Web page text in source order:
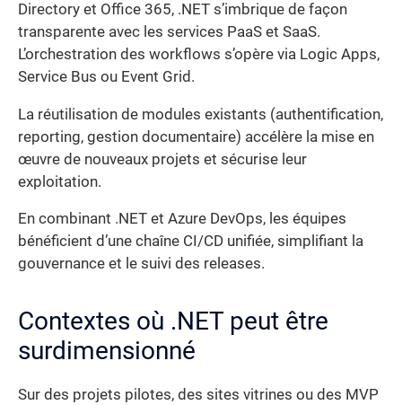
Directory et Office 365, .NET s’imbrique de façon
transparente avec les services PaaS et SaaS.
L’orchestration des workflows s’opère via Logic Apps,
Service Bus ou Event Grid.
La réutilisation de modules existants (authentification,
reporting, gestion documentaire) accélère la mise en
œuvre de nouveaux projets et sécurise leur
exploitation.
En combinant .NET et Azure DevOps, les équipes
bénéficient d’une chaîne CI/CD unifiée, simplifiant la
gouvernance et le suivi des releases.
Contextes où .NET peut être
surdimensionné
Sur des projets pilotes, des sites vitrines ou des MVP